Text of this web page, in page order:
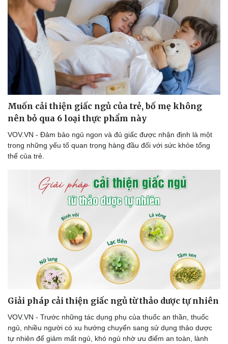
Thông tin doanh nghiệp
Doanh nghiệp 24h
Doanh nhân
Vì cộng đồng
Công nghệ
Sành điệu
Tin Công nghệ
Trải nghiệm
Chuyển đổi số
Muốn cải thiện giấc ngủ của trẻ, bố mẹ không
nên bỏ qua 6 loại thực phẩm này
VOV.VN - Đảm bảo ngủ ngon và đủ giấc được nhận định là một
trong những yếu tố quan trọng hàng đầu đối với sức khỏe tổng
thể của trẻ.
Giải pháp cải thiện giấc ngủ từ thảo dược tự nhiên
VOV.VN - Trước những tác dụng phụ của thuốc an thần, thuốc
ngủ, nhiều người có xu hướng chuyển sang sử dụng thảo dược
tự nhiên để giảm mất ngủ, khó ngủ nhờ ưu điểm an toàn, lành